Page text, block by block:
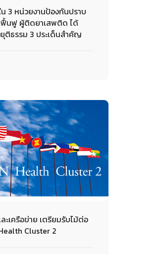
น 3 หน่วยงานป้องกันปราบ
ฟื้นฟู ผู้ติดยาเสพติด ได้
ติธรรม 3 ประเด็นสำคัญ
ะเครือข่าย เตรียมรับไม้ต่อ
Cluster 2